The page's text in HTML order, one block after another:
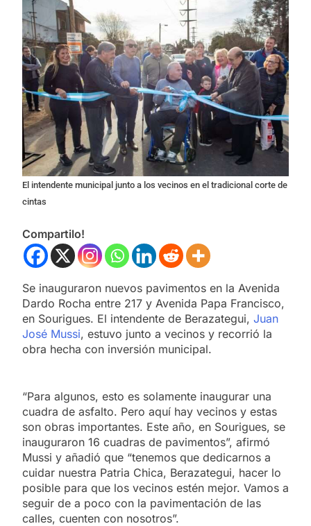
El intendente municipal junto a los vecinos en el tradicional corte de
cintas
Compartilo!
Se inauguraron nuevos pavimentos en la Avenida
Dardo Rocha entre 217 y Avenida Papa Francisco,
en Sourigues. El intendente de Berazategui, Juan
José Mussi, estuvo junto a vecinos y recorrió la
obra hecha con inversión municipal.
“Para algunos, esto es solamente inaugurar una
cuadra de asfalto. Pero aquí hay vecinos y estas
son obras importantes. Este año, en Sourigues, se
inauguraron 16 cuadras de pavimentos”, afirmó
Mussi y añadió que “tenemos que dedicarnos a
cuidar nuestra Patria Chica, Berazategui, hacer lo
posible para que los vecinos estén mejor. Vamos a
seguir de a poco con la pavimentación de las
calles, cuenten con nosotros”.